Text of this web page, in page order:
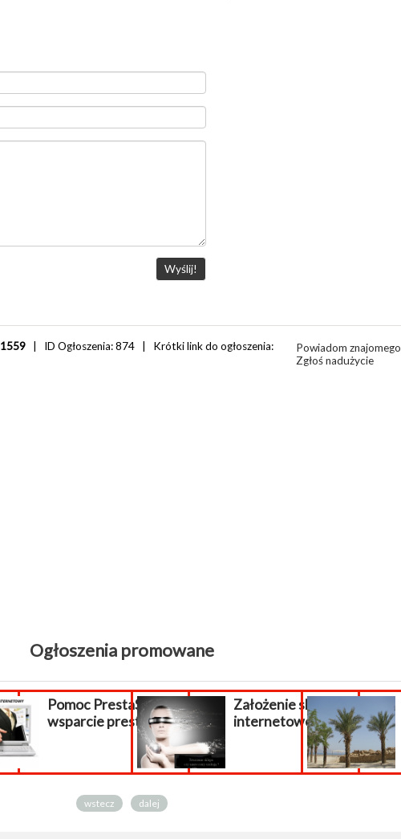
1559| ID Ogłoszenia:874| Krótki link do ogłoszenia:
Powiadom znajomego
Zgłoś nadużycie
Ogłoszenia promowane
Pomoc PrestaShop,
wsparcie prestashop
Założenie sklepu
internetowego.
wstecz dalej